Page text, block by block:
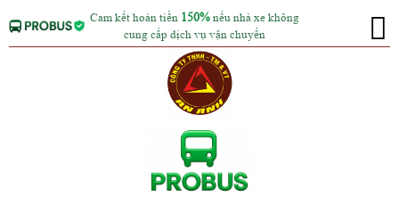
Cam kết hoàn tiền 150% nếu nhà xe không
cung cấp dịch vụ vận chuyển